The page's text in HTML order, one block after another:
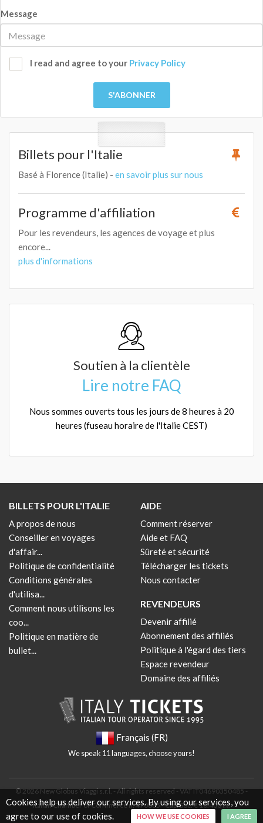
Message
I read and agree to your Privacy Policy
S'ABONNER
Billets pour l'Italie
Basé à Florence (Italie) - en savoir plus sur nous
Programme d'affiliation
Pour les revendeurs, les agences de voyage et plus
encore...
plus d'informations
Soutien à la clientèle
Lire notre FAQ
Nous sommes ouverts tous les jours de 8 heures à 20
heures (fuseau horaire de l'Italie CEST)
BILLETS POUR L'ITALIE
A propos de nous
Conseiller en voyages
d'affair...
Politique de confidentialité
Conditions générales
d'utilisa...
Comment nous utilisons les
coo...
Politique en matière de
bullet...
AIDE
Comment réserver
Aide et FAQ
Sûreté et sécurité
Télécharger les tickets
Nous contacter
REVENDEURS
Devenir affilié
Abonnement des affiliés
Politique à l'égard des tiers
Espace revendeur
Domaine des affiliés
Cookies help us deliver our services. By using our services, you
agree to our use of cookies.
I AGREE
HOW WE USE COOKIES
Français (FR)
We speak 11 languages, choose yours!
© 2026 New Globus Viaggi s.r.l. - All rights reserved - VAT IT04690350485 -
Italian Chamber of Commerce n. 470865 - Cap. Soc. € 10.400 i.v.